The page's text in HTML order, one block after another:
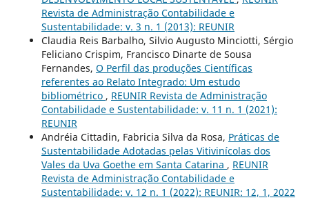
Revista de Administração Contabilidade e
Sustentabilidade: v. 3 n. 1 (2013): REUNIR
Claudia Reis Barbalho, Silvio Augusto Minciotti, Sérgio
Feliciano Crispim, Francisco Dinarte de Sousa
Fernandes, O Perfil das produções Científicas
referentes ao Relato Integrado: Um estudo
bibliométrico , REUNIR Revista de Administração
Contabilidade e Sustentabilidade: v. 11 n. 1 (2021):
REUNIR
Andréia Cittadin, Fabricia Silva da Rosa, Práticas de
Sustentabilidade Adotadas pelas Vitivinícolas dos
Vales da Uva Goethe em Santa Catarina , REUNIR
Revista de Administração Contabilidade e
Sustentabilidade: v. 12 n. 1 (2022): REUNIR: 12, 1, 2022